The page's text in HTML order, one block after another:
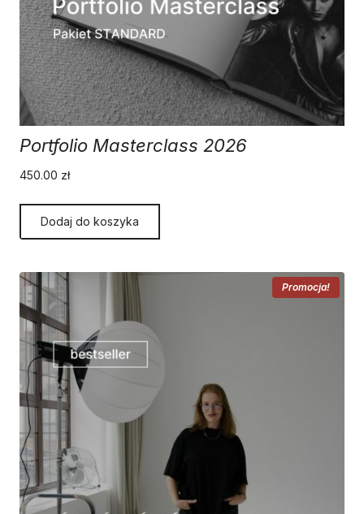
Portfolio Masterclass 2026
450.00 zł
Dodaj do koszyka
Promocja!